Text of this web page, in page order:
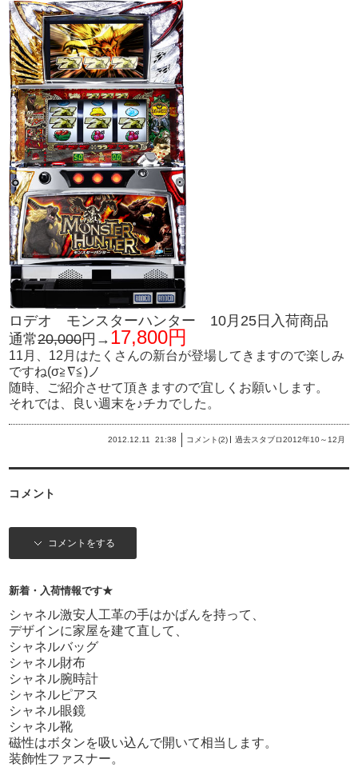
ロデオ モンスターハンター 10月25日入荷商品
通常20,000円→ 17,800円
11月、12月はたくさんの新台が登場してきますので楽しみ
ですね(σ≧∇≦)ノ
随時、ご紹介させて頂きますので宜しくお願いします。
それでは、良い週末を♪チカでした。
2012.12.11 21:38 コメント(2) 過去スタブロ2012年10～12月
コメント
コメントをする
新着・入荷情報です★
シャネル激安人工革の手はかばんを持って、
デザインに家屋を建て直して、
シャネルバッグ
シャネル財布
シャネル腕時計
シャネルピアス
シャネル眼鏡
シャネル靴
磁性はボタンを吸い込んで開いて相当します。
装飾性ファスナー。